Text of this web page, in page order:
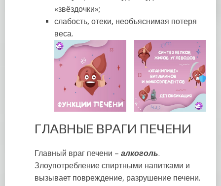
«звёздочки»;
слабость, отеки, необъяснимая потеря
веса.
ГЛАВНЫЕ ВРАГИ ПЕЧЕНИ
Главный враг печени – алкоголь.
Злоупотребление спиртными напитками и
вызывает повреждение, разрушение печени.